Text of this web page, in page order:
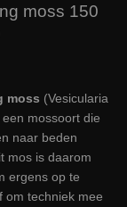
moss 150
moss (Vesicularia
mossoort die
naar beden
mos is daarom
ergens op te
om techniek mee